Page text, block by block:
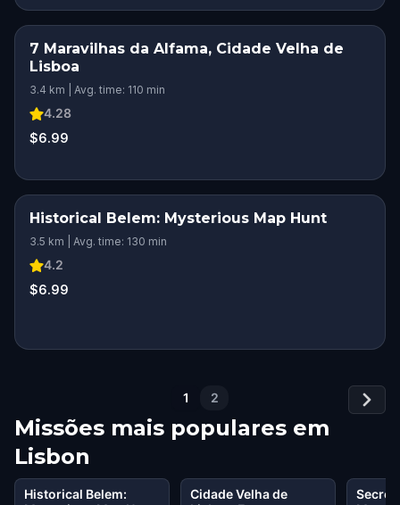
7 Maravilhas da Alfama, Cidade Velha de
Lisboa
3.4 km | Avg. time: 110 min
4.28
$6.99
Historical Belem: Mysterious Map Hunt
3.5 km | Avg. time: 130 min
4.2
$6.99
1 2
Missões mais populares em
Lisbon
Historical Belem:
Cidade Velha de